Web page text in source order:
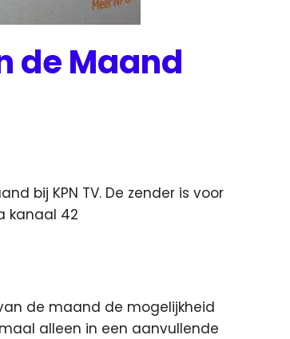
de Maand
bij KPN TV. De zender is voor
kanaal 42
de maand de mogelijkheid
alleen in een aanvullende